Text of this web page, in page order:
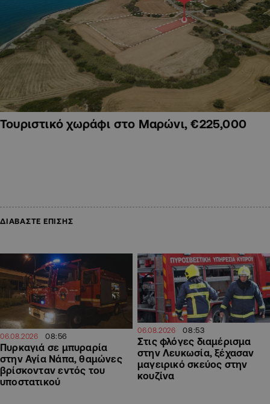
Τουριστικό χωράφι στο Μαρώνι, €225,000
ΔΙΑΒΑΣΤΕ ΕΠΙΣΗΣ
06.08.2026 08:56
Πυρκαγιά σε μπυραρία
στην Αγία Νάπα, θαμώνες
βρίσκονταν εντός του
υποστατικού
06.08.2026 08:53
Στις φλόγες διαμέρισμα
στην Λευκωσία, ξέχασαν
μαγειρικό σκεύος στην
κουζίνα